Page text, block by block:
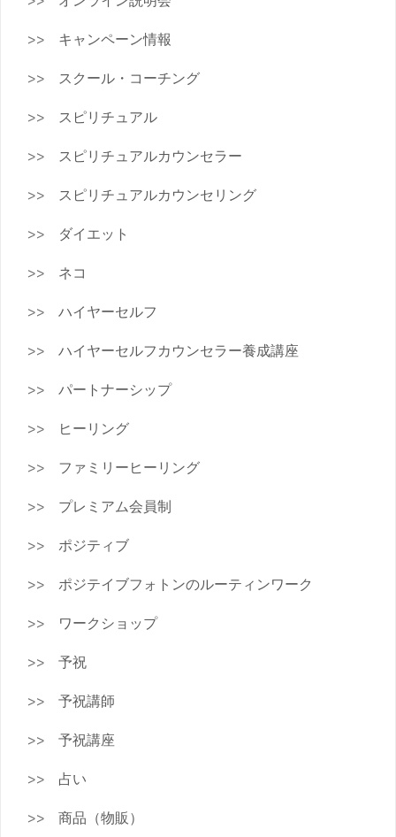
キャンペーン情報
スクール・コーチング
スピリチュアル
スピリチュアルカウンセラー
スピリチュアルカウンセリング
ダイエット
ネコ
ハイヤーセルフ
ハイヤーセルフカウンセラー養成講座
パートナーシップ
ヒーリング
ファミリーヒーリング
プレミアム会員制
ポジティブ
ポジテイブフォトンのルーティンワーク
ワークショップ
予祝
予祝講師
予祝講座
占い
商品（物販）